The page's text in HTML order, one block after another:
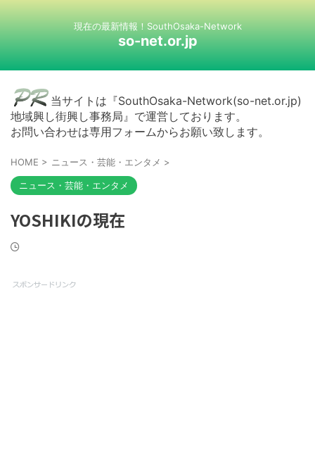
現在の最新情報！SouthOsaka-Network
so-net.or.jp
当サイトは『SouthOsaka-Network(so-net.or.jp)
地域興し街興し事務局』で運営しております。
お問い合わせは専用フォームからお願い致します。
HOME > ニュース・芸能・エンタメ >
ニュース・芸能・エンタメ
YOSHIKIの現在